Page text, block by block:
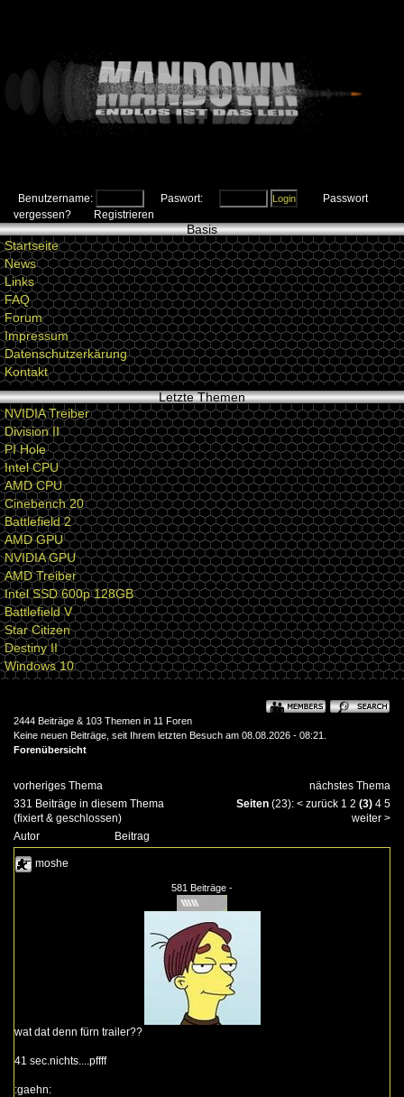
Benutzername: Paswort:
Passwort
vergessen?
Registrieren
Basis
Startseite
News
Links
FAQ
Forum
Impressum
Datenschutzerkärung
Kontakt
Letzte Themen
NVIDIA Treiber
Division II
PI Hole
Intel CPU
AMD CPU
Cinebench 20
Battlefield 2
AMD GPU
NVIDIA GPU
AMD Treiber
Intel SSD 600p 128GB
Battlefield V
Star Citizen
Destiny II
Windows 10
2444 Beiträge & 103 Themen in 11 Foren
Keine neuen Beiträge, seit Ihrem letzten Besuch am 08.08.2026 - 08:21.
Forenübersicht
vorheriges Thema
nächstes Thema
331 Beiträge in diesem Thema
(fixiert & geschlossen)
Seiten (23): < zurück 1 2 (3) 4 5
weiter >
Autor
Beitrag
moshe
581 Beiträge -
wat dat denn fürn trailer??
41 sec.nichts....pffff
:gaehn: